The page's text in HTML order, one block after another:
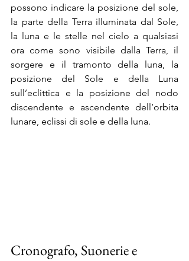
possono indicare la posizione del sole,
la parte della Terra illuminata dal Sole,
la luna e le stelle nel cielo a qualsiasi
ora come sono visibile dalla Terra, il
sorgere e il tramonto della luna, la
posizione del Sole e della Luna
sull’eclittica e la posizione del nodo
discendente e ascendente dell’orbita
lunare, eclissi di sole e della luna.
Cronografo, Suonerie e